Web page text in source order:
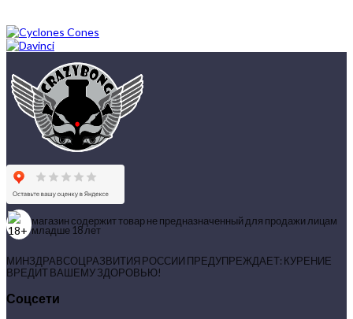
магазин содержит товар не предназначенный для продажи лицам
младше 18 лет
МИНЗДРАВСОЦРАЗВИТИЯ РОССИИ ПРЕДУПРЕЖДАЕТ: КУРЕНИЕ
ВРЕДИТ ВАШЕМУ ЗДОРОВЬЮ!
Соцсети